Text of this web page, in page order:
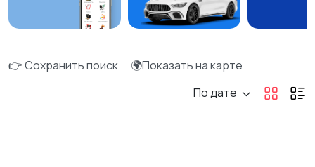
👉 Сохранить поиск
🌍Показать на карте
По дате